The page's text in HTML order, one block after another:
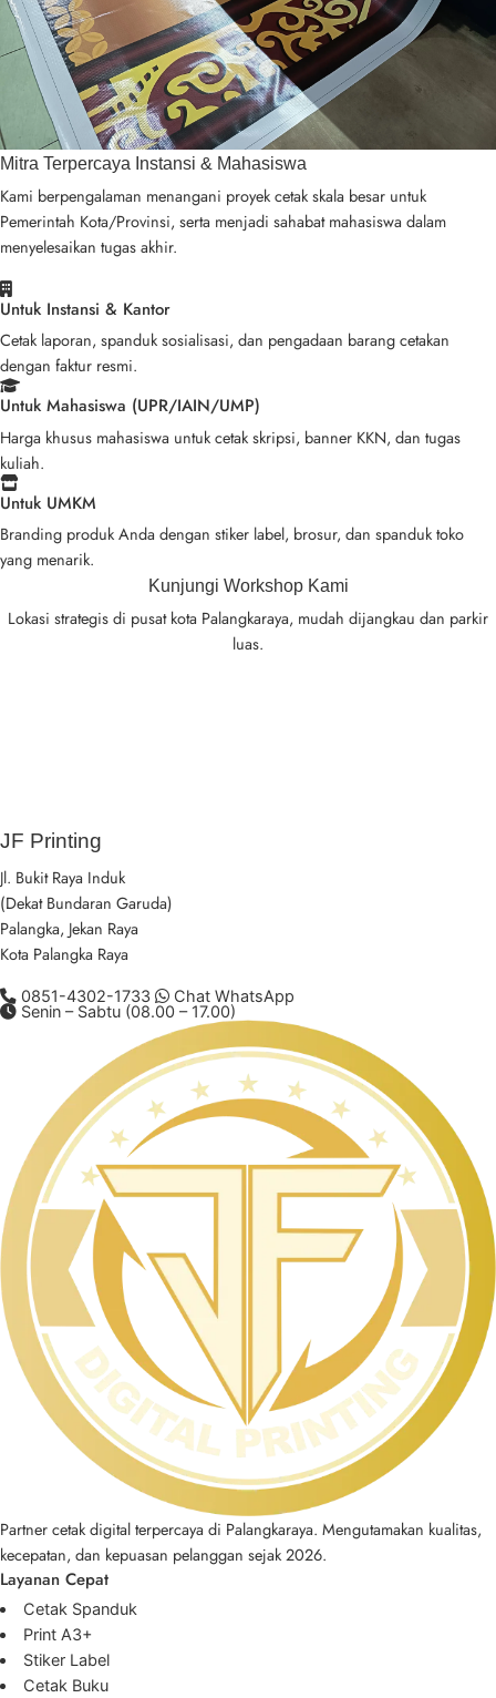
Mitra Terpercaya Instansi & Mahasiswa
Kami berpengalaman menangani proyek cetak skala besar untuk
Pemerintah Kota/Provinsi, serta menjadi sahabat mahasiswa dalam
menyelesaikan tugas akhir.
Untuk Instansi & Kantor
Cetak laporan, spanduk sosialisasi, dan pengadaan barang cetakan
dengan faktur resmi.
Untuk Mahasiswa (UPR/IAIN/UMP)
Harga khusus mahasiswa untuk cetak skripsi, banner KKN, dan tugas
kuliah.
Untuk UMKM
Branding produk Anda dengan stiker label, brosur, dan spanduk toko
yang menarik.
Kunjungi Workshop Kami
Lokasi strategis di pusat kota Palangkaraya, mudah dijangkau dan parkir
luas.
JF Printing
Jl. Bukit Raya Induk
(Dekat Bundaran Garuda)
Palangka, Jekan Raya
Kota Palangka Raya
0851-4302-1733 Chat WhatsApp
Senin – Sabtu (08.00 – 17.00)
Partner cetak digital terpercaya di Palangkaraya. Mengutamakan kualitas,
kecepatan, dan kepuasan pelanggan sejak 2026.
Layanan Cepat
Cetak Spanduk
Print A3+
Stiker Label
Cetak Buku